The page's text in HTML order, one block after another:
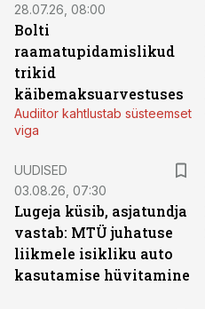
28.07.26, 08:00
Bolti
raamatupidamislikud
trikid
käibemaksuarvestuses
Audiitor kahtlustab süsteemset
viga
UUDISED
03.08.26, 07:30
Lugeja küsib, asjatundja
vastab: MTÜ juhatuse
liikmele isikliku auto
kasutamise hüvitamine